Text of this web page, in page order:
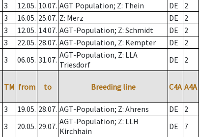
3 12.05. 10.07. AGT Population; Z: Thein DE 2
3 16.05. 25.07. Z: Merz DE 2
3 12.05. 14.07. AGT-Population; Z: Schmidt DE 2
3 22.05. 28.07. AGT-Population, Z: Kempter DE 2
3 06.05. 31.07. AGT-Population, Z: LLA
Triesdorf
DE 2
TM from to Breeding line C4A A4A
3 19.05. 28.07. AGT-Population; Z: Ahrens DE 2
3 20.05. 29.07. AGT-Population; Z: LLH
Kirchhain
DE 7